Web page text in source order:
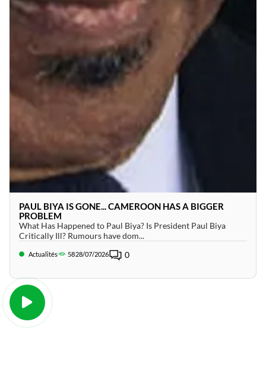
PAUL BIYA IS GONE... CAMEROON HAS A BIGGER
PROBLEM
What Has Happened to Paul Biya? Is President Paul Biya
Critically Ill? Rumours have dom...
Actualités 5828/07/2026 0